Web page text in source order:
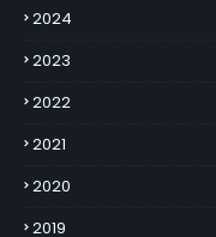
2024
2023
2022
2021
2020
2019